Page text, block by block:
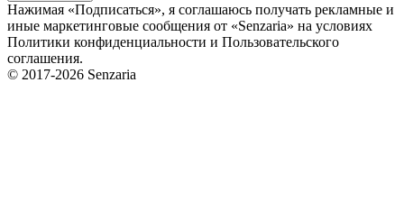
Нажимая «Подписаться», я соглашаюсь получать рекламные и
иные маркетинговые сообщения от «Senzaria» на условиях
Политики конфиденциальности и Пользовательского
соглашения.
© 2017-2026 Senzaria